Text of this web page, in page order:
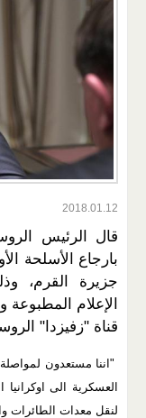
2018.01.12
قال الرئيس
بارجاع الأسلحة
جزيرة القرم،
الإعلام المطبوعة
قناة "زفيزدا"
"اننا مستعدون
العسكرية الى
لنقل معدات الطائرات